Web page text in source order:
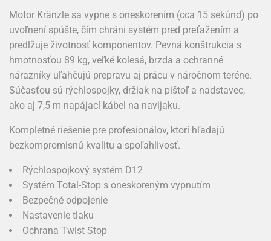
Motor Kränzle sa vypne s oneskorením (cca 15 sekúnd) po
uvoľnení spúšte, čím chráni systém pred preťažením a
predlžuje životnosť komponentov. Pevná konštrukcia s
hmotnosťou 89 kg, veľké kolesá, brzda a ochranné
nárazníky uľahčujú prepravu aj prácu v náročnom teréne.
Súčasťou sú rýchlospojky, držiak na pištoľ a nadstavec,
ako aj 7,5 m napájací kábel na navijaku.
Kompletné riešenie pre profesionálov, ktorí hľadajú
bezkompromisnú kvalitu a spoľahlivosť.
Rýchlospojkový systém D12
Systém Total-Stop s oneskoreným vypnutím
Bezpečné odpojenie
Nastavenie tlaku
Ochrana Twist Stop